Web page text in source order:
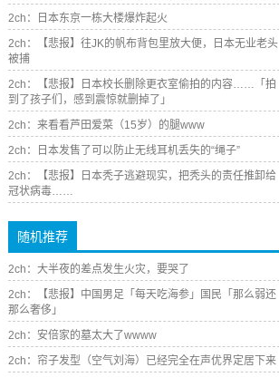
2ch：日本东京一栋大楼爆炸起火
2ch：【悲报】往JK的帆布背包里放大便，日本无业老头
被捕
2ch：【悲报】日本校长删除更衣室偷拍的内容……「拍
到了孩子们，感到震惊就删掉了」
2ch：来看看芦田爱菜（15岁）的腿www
2ch：日本发售了可以防止无线耳机丢失的“绳子”
2ch：【悲报】日本秃子逃避现实，把秃头的责任推卸给
冠状病毒……
随机推荐
2ch：大半夜的差点发生火灾，要哭了
2ch：【悲报】中国男足「每天吃海参」国民「那么弱还
那么奢侈」
2ch：安倍家的墓太大了wwww
2ch：帘子发型（空气刘海）已经完全在声优界定居下来